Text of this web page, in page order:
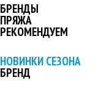
БРЕНДЫ
ПРЯЖА
РЕКОМЕНДУЕМ
НОВИНКИ СЕЗОНА
БРЕНД